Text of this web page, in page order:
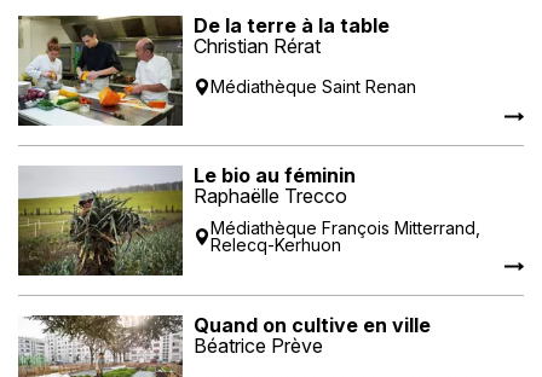
De la terre à la table
Christian Rérat
Médiathèque Saint Renan
Le bio au féminin
Raphaëlle Trecco
Médiathèque François Mitterrand,
Relecq-Kerhuon
Quand on cultive en ville
Béatrice Prève